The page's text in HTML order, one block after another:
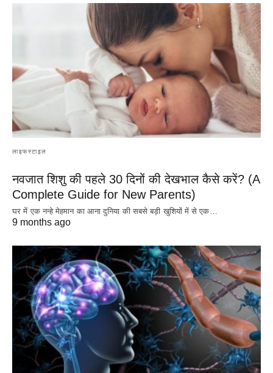
लाइफस्टाइल
नवजात शिशु की पहले 30 दिनों की देखभाल कैसे करें? (A
Complete Guide for New Parents)
घर में एक नन्हे मेहमान का आना दुनिया की सबसे बड़ी खुशियों में से एक…
9 months ago